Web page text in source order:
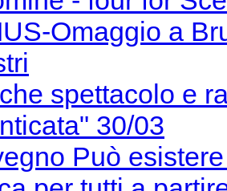
Può
per tutti a
Aperghis, un
SIMC
Scelsi-Nel